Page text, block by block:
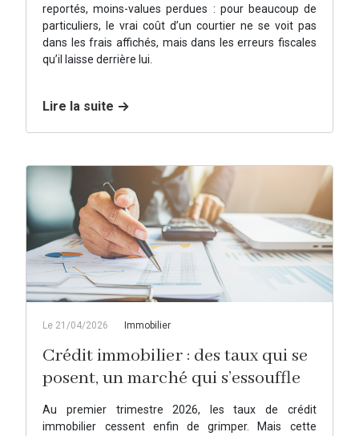
reportés, moins-values perdues : pour beaucoup de
particuliers, le vrai coût d’un courtier ne se voit pas
dans les frais affichés, mais dans les erreurs fiscales
qu’il laisse derrière lui.
Lire la suite
Le 21/04/2026 Immobilier
Crédit immobilier : des taux qui se
posent, un marché qui s’essouffle
Au premier trimestre 2026, les taux de crédit
immobilier cessent enfin de grimper. Mais cette